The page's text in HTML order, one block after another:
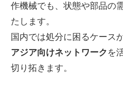
作機械でも、状態や部品の
たします。
国内では処分に困るケース
アジア向けネットワーク を
切り拓きます。